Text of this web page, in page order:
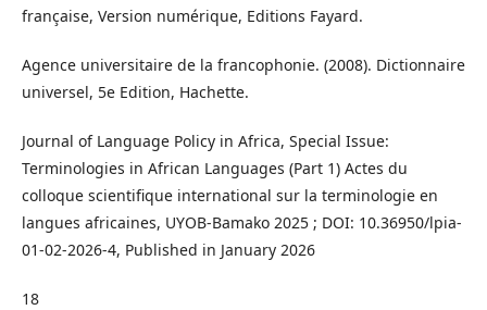
française, Version numérique, Editions Fayard.
Agence universitaire de la francophonie. (2008). Dictionnaire
universel, 5e Edition, Hachette.
Journal of Language Policy in Africa, Special Issue:
Terminologies in African Languages (Part 1) Actes du
colloque scientifique international sur la terminologie en
langues africaines, UYOB-Bamako 2025 ; DOI: 10.36950/lpia-
01-02-2026-4, Published in January 2026
18